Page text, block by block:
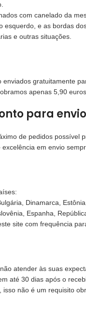
com canelado da
esquerdo, e as bordas
e outras situações.
gratuitamente
apenas 5,90
para
de pedidos
em envio
Dinamarca,
Espanha,
site com frequência
atender às suas
até 30 dias após o
não é um requisito